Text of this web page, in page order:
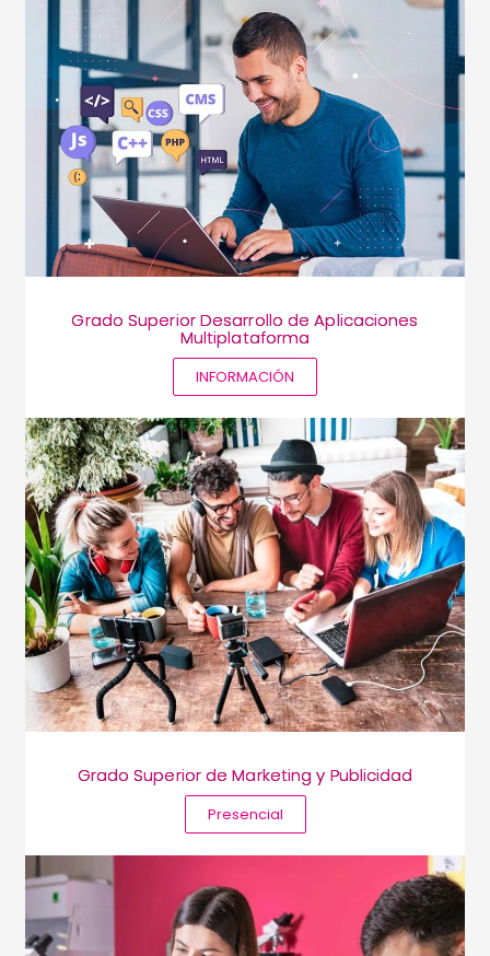
Grado Superior Desarrollo de Aplicaciones
Multiplataforma
INFORMACIÓN
Grado Superior de Marketing y Publicidad
Presencial